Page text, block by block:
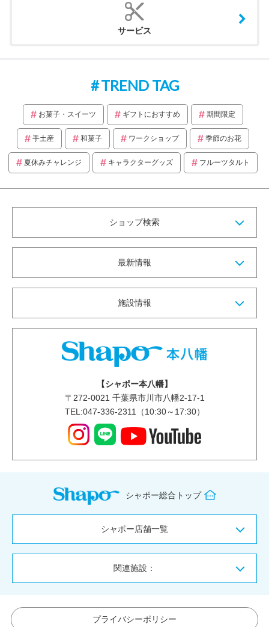
サービス
TREND TAG
お菓子・スイーツ ギフトにおすすめ 期間限定
手土産 和菓子 ワークショップ 季節のお花
夏休みチャレンジ キャラクターグッズ フルーツタルト
ショップ検索
最新情報
施設情報
【シャポー本八幡】
〒 272-0021 千葉県市川市八幡2-17-1
TEL:047-336-2311（10:30～17:30）
シャポー総合トップ
シャポー店舗一覧
関連施設：
プライバシーポリシー